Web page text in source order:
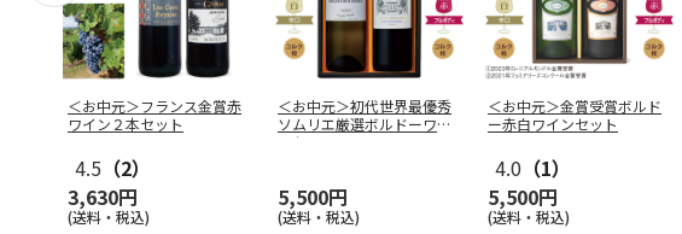
＜お中元＞フランス金賞赤
ワイン２本セット
4.5 （2）
3,630円
(送料・税込)
＜お中元＞初代世界最優秀
ソムリエ厳選ボルドーワイ
ンセット
5,500円
(送料・税込)
＜お中元＞金賞受賞ボルド
ー赤白ワインセット
4.0 （1）
5,500円
(送料・税込)